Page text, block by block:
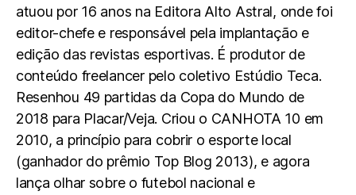
atuou por 16 anos na Editora Alto Astral, onde foi
editor-chefe e responsável pela implantação e
edição das revistas esportivas. É produtor de
conteúdo freelancer pelo coletivo Estúdio Teca.
Resenhou 49 partidas da Copa do Mundo de
2018 para Placar/Veja. Criou o CANHOTA 10 em
2010, a princípio para cobrir o esporte local
(ganhador do prêmio Top Blog 2013), e agora
lança olhar sobre o futebol nacional e